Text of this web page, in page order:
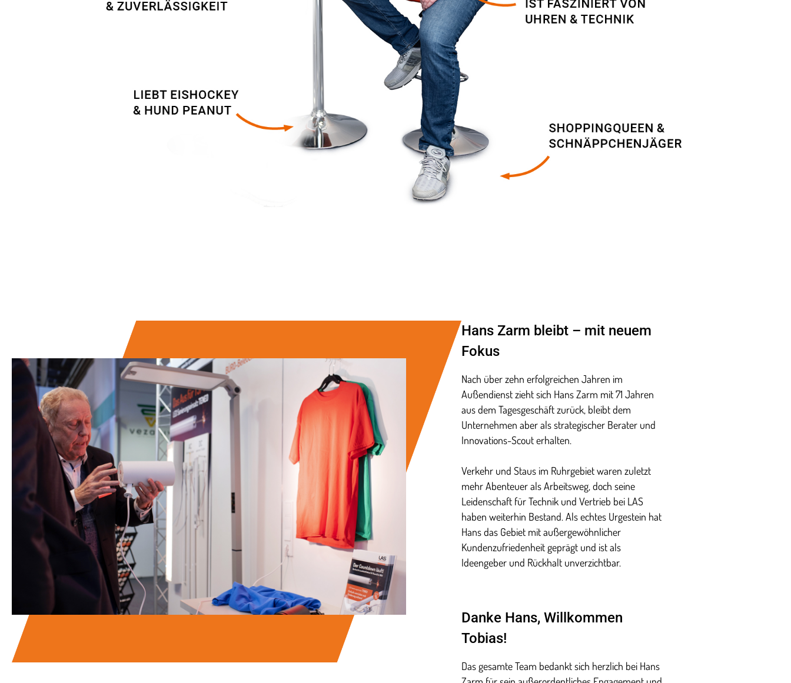
Hans Zarm bleibt – mit neuem
Fokus
Nach über zehn erfolgreichen Jahren im
Außendienst zieht sich Hans Zarm mit 71 Jahren
aus dem Tagesgeschäft zurück, bleibt dem
Unternehmen aber als strategischer Berater und
Innovations-Scout erhalten.
Verkehr und Staus im Ruhrgebiet waren zuletzt
mehr Abenteuer als Arbeitsweg, doch seine
Leidenschaft für Technik und Vertrieb bei LAS
haben weiterhin Bestand. Als echtes Urgestein hat
Hans das Gebiet mit außergewöhnlicher
Kundenzufriedenheit geprägt und ist als
Ideengeber und Rückhalt unverzichtbar.
Danke Hans, Willkommen
Tobias!
Das gesamte Team bedankt sich herzlich bei Hans